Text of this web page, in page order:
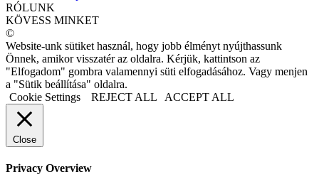
RÓLUNK
KÖVESS MINKET
©
Website-unk sütiket használ, hogy jobb élményt nyújthassunk
Önnek, amikor visszatér az oldalra. Kérjük, kattintson az
"Elfogadom" gombra valamennyi süti elfogadásához. Vagy menjen
a "Sütik beállítása" oldalra.
Cookie Settings
REJECT ALL ACCEPT ALL
Close
Privacy Overview